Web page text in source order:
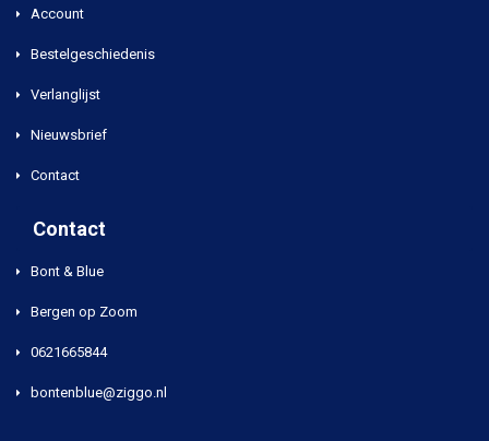
Account
Bestelgeschiedenis
Verlanglijst
Nieuwsbrief
Contact
Contact
Bont & Blue
Bergen op Zoom
0621665844
bontenblue@ziggo.nl